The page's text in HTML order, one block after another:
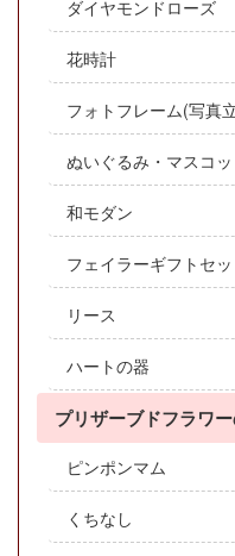
ダイヤモンドローズ
花時計
フォトフレーム(写真
ぬいぐるみ・マスコッ
和モダン
フェイラーギフトセッ
リース
ハートの器
プリザーブドフラワ
ピンポンマム
くちなし